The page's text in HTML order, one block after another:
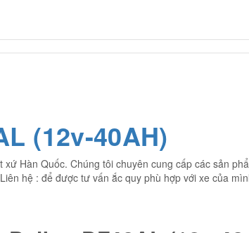
(12v-40AH)
Hàn Quốc. Chúng tôi chuyên cung cấp các sản
hệ : để được tư vấn ắc quy phù hợp với xe của